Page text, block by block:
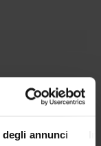
annunci